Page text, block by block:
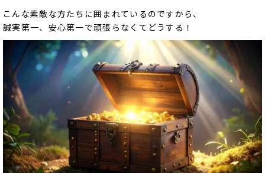
こんな素敵な方たちに囲まれているのですから、
誠実第一、安心第一で頑張らなくてどうする！